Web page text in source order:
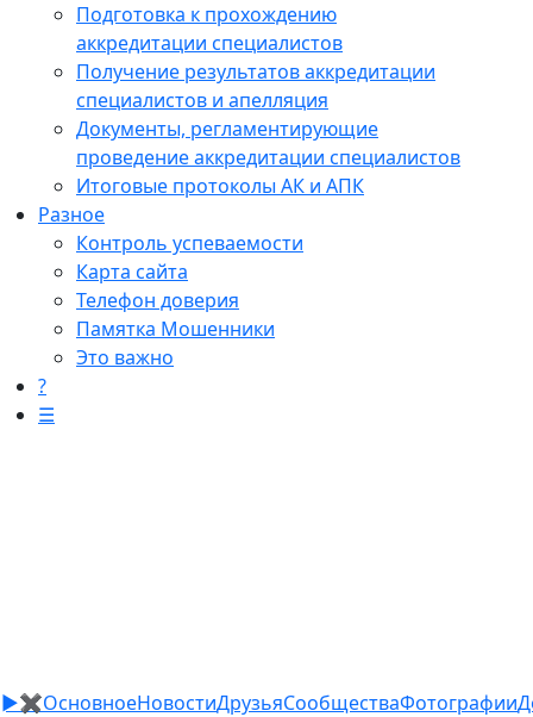
Подготовка к прохождению
аккредитации специалистов
Получение результатов аккредитации
специалистов и апелляция
Документы, регламентирующие
проведение аккредитации специалистов
Итоговые протоколы АК и АПК
Разное
Контроль успеваемости
Карта сайта
Телефон доверия
Памятка Мошенники
Это важно
?
☰
►✖ОсновноеНовостиДрузьяСообществаФотографии